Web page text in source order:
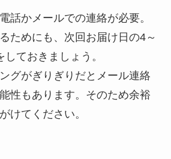
話かメールでの連絡が必要。
ためにも、次回お届け日の4～
ておきましょう。
グがぎりぎりだとメール連絡
性もあります。そのため余裕
けてください。